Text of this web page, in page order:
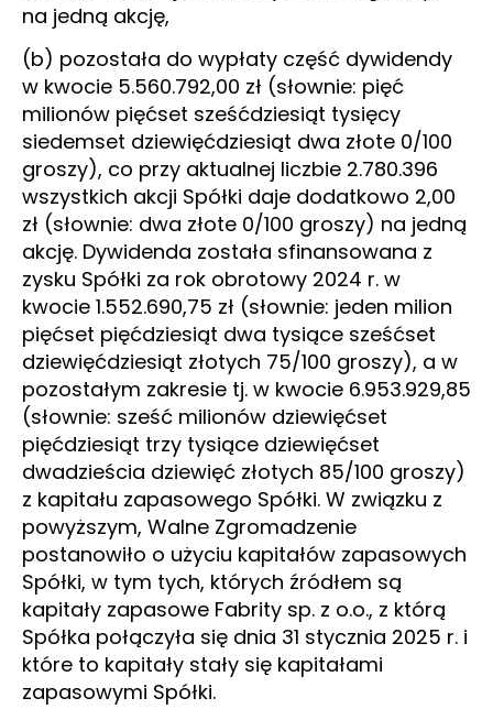
na jedną akcję,
(b) pozostała do wypłaty część dywidendy
w kwocie 5.560.792,00 zł (słownie: pięć
milionów pięćset sześćdziesiąt tysięcy
siedemset dziewięćdziesiąt dwa złote 0/100
groszy), co przy aktualnej liczbie 2.780.396
wszystkich akcji Spółki daje dodatkowo 2,00
zł (słownie: dwa złote 0/100 groszy) na jedną
akcję. Dywidenda została sfinansowana z
zysku Spółki za rok obrotowy 2024 r. w
kwocie 1.552.690,75 zł (słownie: jeden milion
pięćset pięćdziesiąt dwa tysiące sześćset
dziewięćdziesiąt złotych 75/100 groszy), a w
pozostałym zakresie tj. w kwocie 6.953.929,85
(słownie: sześć milionów dziewięćset
pięćdziesiąt trzy tysiące dziewięćset
dwadzieścia dziewięć złotych 85/100 groszy)
z kapitału zapasowego Spółki. W związku z
powyższym, Walne Zgromadzenie
postanowiło o użyciu kapitałów zapasowych
Spółki, w tym tych, których źródłem są
kapitały zapasowe Fabrity sp. z o.o., z którą
Spółka połączyła się dnia 31 stycznia 2025 r. i
które to kapitały stały się kapitałami
zapasowymi Spółki.